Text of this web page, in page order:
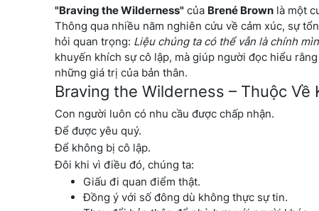
"Braving the Wilderness" của Brené Brown là một
Thông qua nhiều năm nghiên cứu về cảm xúc, sự
hỏi quan trọng: Liệu chúng ta có thể vẫn là chính
khuyến khích sự cô lập, mà giúp người đọc hiểu
những giá trị của bản thân.
Braving the Wilderness – Thuộc
Con người luôn có nhu cầu được chấp nhận.
Để được yêu quý.
Để không bị cô lập.
Đôi khi vì điều đó, chúng ta:
Giấu đi quan điểm thật.
Đồng ý với số đông dù không thực sự tin.